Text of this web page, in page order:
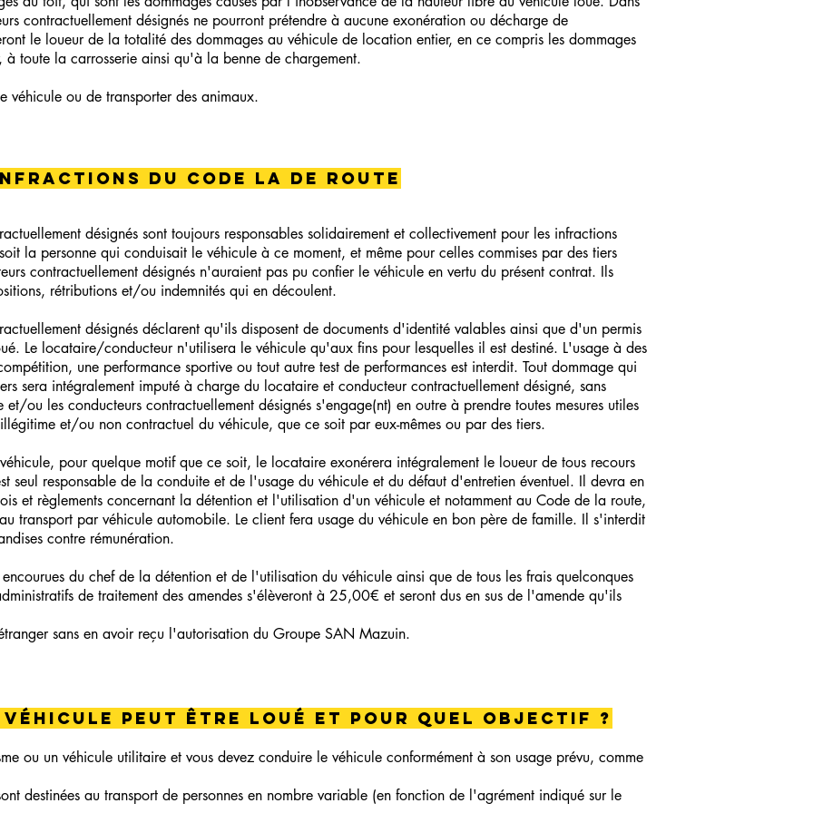
contractuellement désignés ne pourront prétendre à aucune exonération ou décharge de
le loueur de la totalité des dommages au véhicule de location entier, en ce compris les dommages
à toute la carrosserie ainsi qu'à la benne de chargement.
véhicule ou de transporter des animaux.
infractions du code la de route
désignés sont toujours responsables solidairement et collectivement pour les infractions
la personne qui conduisait le véhicule à ce moment, et même pour celles commises par des tiers
contractuellement désignés n'auraient pas pu confier le véhicule en vertu du présent contrat. Ils
rétributions et/ou indemnités qui en découlent.
désignés déclarent qu'ils disposent de documents d'identité valables ainsi que d'un permis
Le locataire/conducteur n'utilisera le véhicule qu'aux fins pour lesquelles il est destiné. L'usage à des
une performance sportive ou tout autre test de performances est interdit. Tout dommage qui
sera intégralement imputé à charge du locataire et conducteur contractuellement désigné, sans
ou les conducteurs contractuellement désignés s'engage(nt) en outre à prendre toutes mesures utiles
et/ou non contractuel du véhicule, que ce soit par eux-mêmes ou par des tiers.
pour quelque motif que ce soit, le locataire exonérera intégralement le loueur de tous recours
seul responsable de la conduite et de l'usage du véhicule et du défaut d'entretien éventuel. Il devra en
et règlements concernant la détention et l'utilisation d'un véhicule et notamment au Code de la route,
transport par véhicule automobile. Le client fera usage du véhicule en bon père de famille. Il s'interdit
contre rémunération.
du chef de la détention et de l'utilisation du véhicule ainsi que de tous les frais quelconques
de traitement des amendes s'élèveront à 25,00€ et seront dus en sus de l'amende qu'ils
sans en avoir reçu l'autorisation du Groupe SAN Mazuin.
ou un véhicule utilitaire et vous devez conduire le véhicule conformément à son usage prévu, comme
destinées au transport de personnes en nombre variable (en fonction de l'agrément indiqué sur le
véhicule peut être loué et pour quel objectif ?